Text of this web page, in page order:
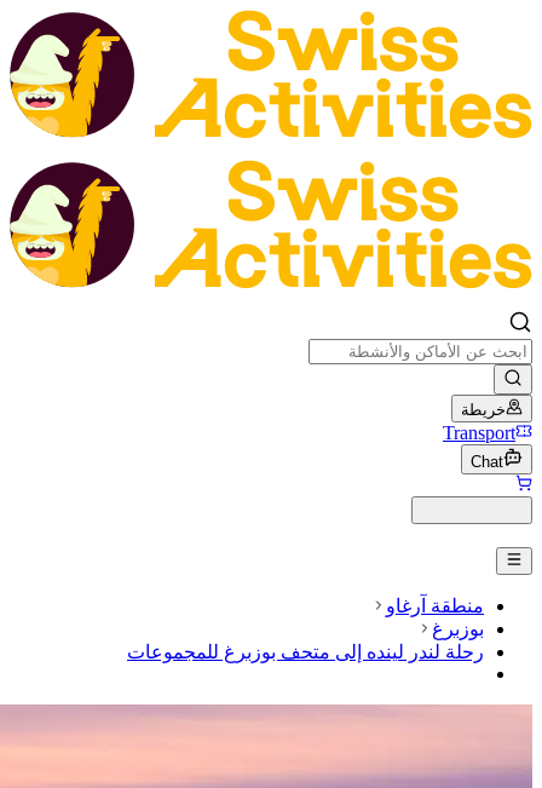
خريطة
Transport
Chat
منطقة آرغاو
بوزبرغ
رحلة لندر لينده إلى متحف بوزبرغ للمجموعات